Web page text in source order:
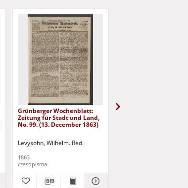
Grünberger Wochenblatt:
Zeitung für Stadt und Land,
No. 99. (13. December 1863)
Levysohn, Wilhelm. Red.
1863
czasopisma